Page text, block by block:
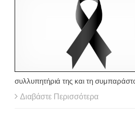
συλλυπητήριά της και τη
Διαβάστε Περισσότερα